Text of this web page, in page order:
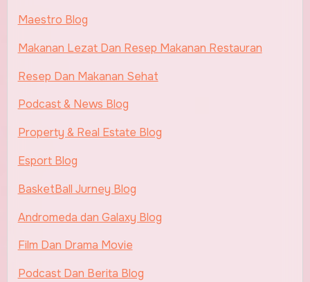
Maestro Blog
Makanan Lezat Dan Resep Makanan Restauran
Resep Dan Makanan Sehat
Podcast & News Blog
Property & Real Estate Blog
Esport Blog
BasketBall Jurney Blog
Andromeda dan Galaxy Blog
Film Dan Drama Movie
Podcast Dan Berita Blog